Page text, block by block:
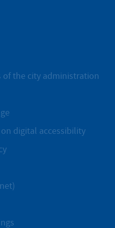
of the city administration
digital accessibility